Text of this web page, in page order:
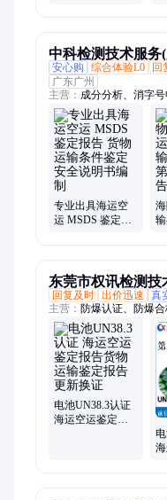
中科检测技术服务
安心购
综合体验L0 回
广东广州
主营： 成分分析、消字
口罩盐性检测
专业出具海运空
运 MSDS 鉴定报
东莞市权讯检测技
回复及时 出价迅速 真
主营： 防爆认证、防爆
同步电动机
电池UN38.3认证
海运空运鉴定报